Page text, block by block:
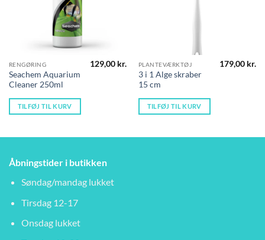
RENGØRING
Seachem Aquarium
Cleaner 250ml
129,00 kr.
TILFØJ TIL KURV
PLANTEVÆRKTØJ
3 i 1 Alge skraber
15 cm
179,00 kr.
TILFØJ TIL KURV
Åbningstider i butikken
Søndag/mandag lukket
Tirsdag 12-17
Onsdag lukket